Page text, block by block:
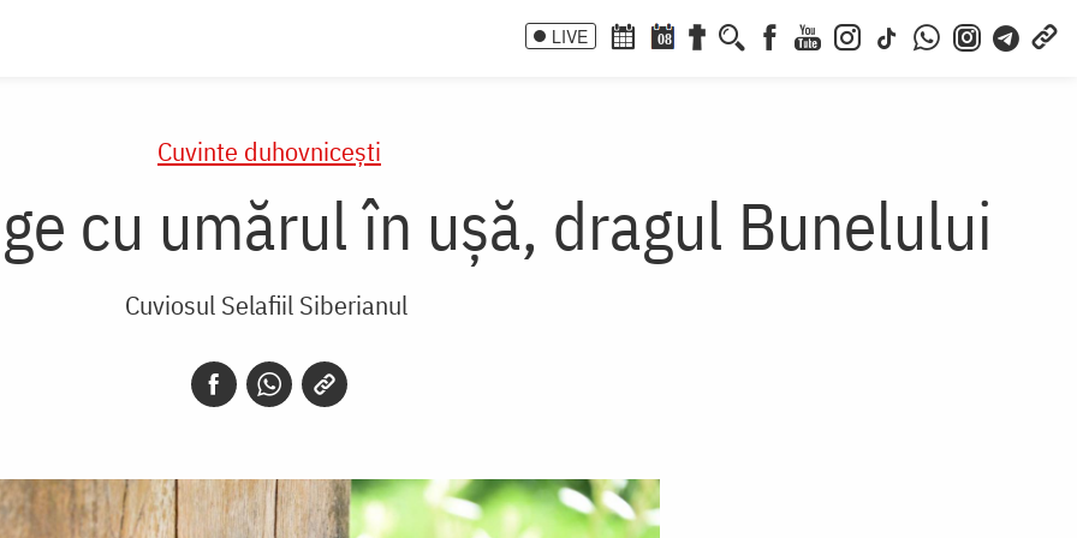
LIVE 08
Cuvinte duhovnicești
cu umărul în uşă, dragul Bunelului
Cuviosul Selafiil Siberianul